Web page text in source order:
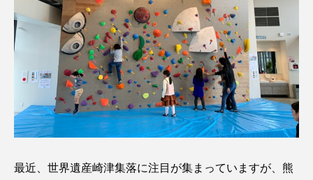
最近、世界遺産崎津集落に注目が集まっていますが、熊